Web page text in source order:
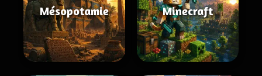
Mésopotamie Minecraft